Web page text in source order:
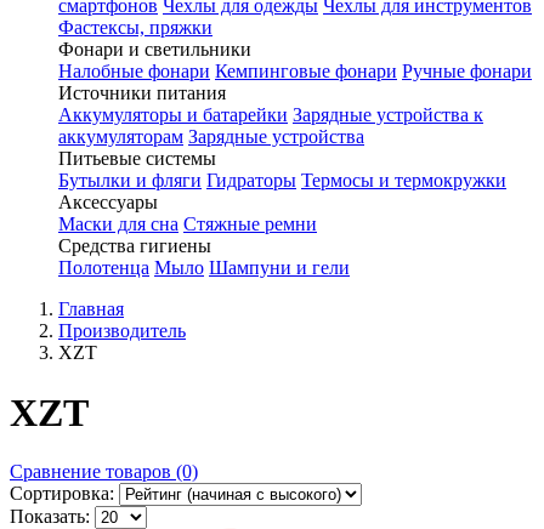
смартфонов Чехлы для одежды Чехлы для инструментов
Фастексы, пряжки
Фонари и светильники
Налобные фонари Кемпинговые фонари Ручные фонари
Источники питания
Аккумуляторы и батарейки Зарядные устройства к
аккумуляторам Зарядные устройства
Питьевые системы
Бутылки и фляги Гидраторы Термосы и термокружки
Аксессуары
Маски для сна Стяжные ремни
Средства гигиены
Полотенца Мыло Шампуни и гели
Главная
Производитель
XZT
XZT
Сравнение товаров (0)
Сортировка:
Показать: